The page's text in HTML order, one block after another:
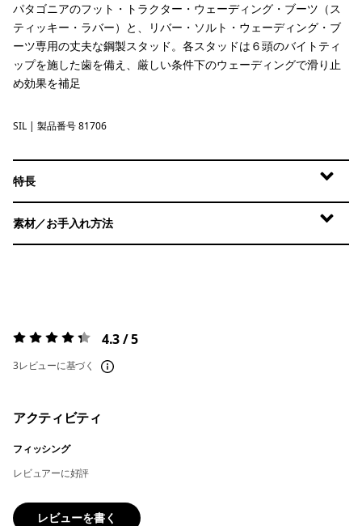
パタゴニアのフット・トラクター・ウェーディング・ブーツ（ス
ティッキー・ラバー）と、リバー・ソルト・ウェーディング・ブ
ーツ専用の丈夫な鋼製スタッド。各スタッドは６頭のバイトティ
ップを施した歯を備え、厳しい条件下のウェーディングで滑り止
め効果を補足
Silver
SIL | 製品番号 81706
特長
素材／お手入れ方法
評価:4.3 / 5 4.3 / 5
3レビューに基づく
アクティビティ
フィッシング
レビュアーに好評
レビューを書く